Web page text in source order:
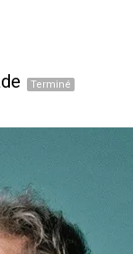
Terminé